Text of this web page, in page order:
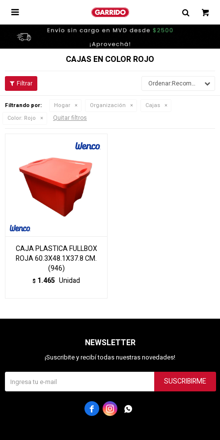

CAJAS EN COLOR ROJO
Recomendados
Filtrando por: Hogar Organización
Cajas
Color: Rojo Quitar filtros
CAJA PLASTICA FULLBOX
ROJA 60.3X48.1X37.8 CM.
(946)
$ 1.465 Unidad
NEWSLETTER
¡Suscribite y recibí todas nuestras novedades!
SUSCRIBIRME
  